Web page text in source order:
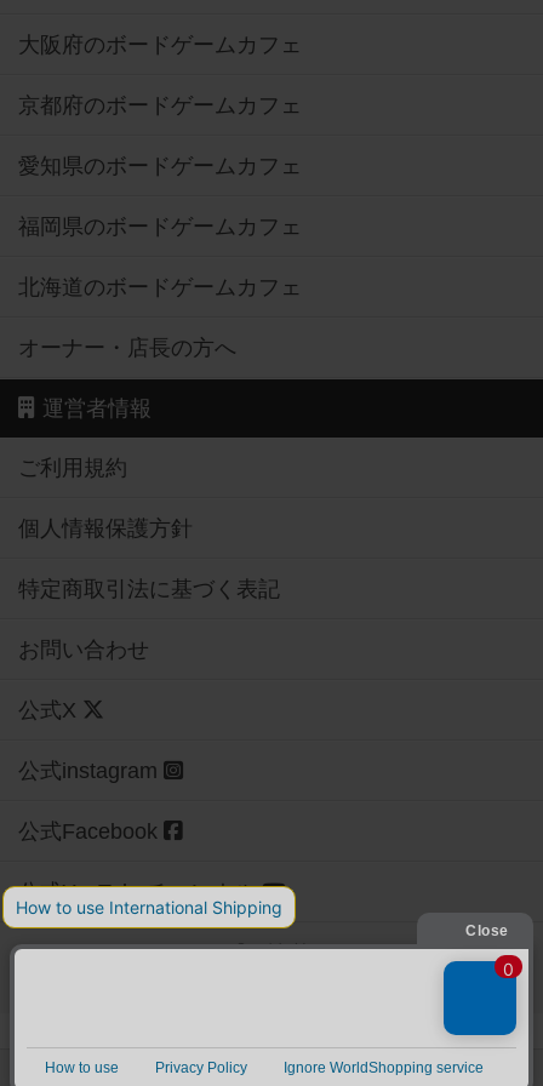
大阪府のボードゲームカフェ
京都府のボードゲームカフェ
愛知県のボードゲームカフェ
福岡県のボードゲームカフェ
北海道のボードゲームカフェ
オーナー・店長の方へ
運営者情報
ご利用規約
個人情報保護方針
特定商取引法に基づく表記
お問い合わせ
公式X
公式instagram
公式Facebook
公式YouTubeチャンネル
Copyright (c)